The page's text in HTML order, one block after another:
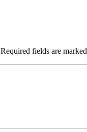
Required fields are marked